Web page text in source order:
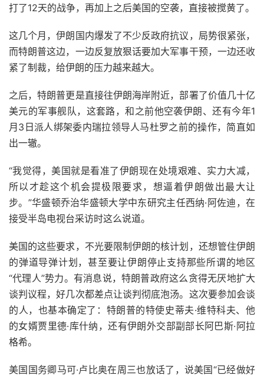
打了12天的战争，再加上之后美国的空袭，直接被搅黄了。
这几个月，伊朗国内爆发了不少反政府抗议，局势很紧张，
而特朗普这边，一边反复放狠话要加大军事干预，一边还收
紧了制裁，给伊朗的压力越来越大。
之后，特朗普更是直接往伊朗海岸附近，部署了价值几十亿
美元的军事舰队，这套路，和之前他空袭伊朗、还有今年1
月3日派人绑架委内瑞拉领导人马杜罗之前的操作，简直如
出一辙。
“我觉得，美国就是看准了伊朗现在处境艰难、实力大减，
所以才趁这个机会提极限要求，想逼着伊朗做出最大让
步。”华盛顿乔治华盛顿大学中东研究主任西纳·阿佐迪，在
接受半岛电视台采访时这么说道。
美国的这些要求，不光要限制伊朗的核计划，还想管住伊朗
的弹道导弹计划，甚至要让伊朗停止支持那些所谓的地区
“代理人”势力。有消息说，特朗普政府这么贪得无厌地扩大
谈判议程，好几次都差点让谈判彻底泡汤。这次要参加会谈
的人，也基本确定了：特朗普的特使史蒂夫·维特科夫、他
的女婿贾里德·库什纳，还有伊朗外交部副部长阿巴斯·阿拉
格希。
美国国务卿马可·卢比奥在周三也放话了，说美国“已经做好